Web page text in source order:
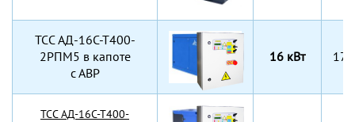
TCC АД-16С-Т400-
2РПМ5 в капоте
с АВР
16 кВт
TCC АД-16С-Т400-